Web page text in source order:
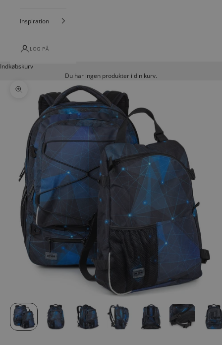
Inspiration
LOG PÅ
Indkøbskurv
Du har ingen produkter i din kurv.
Zoom